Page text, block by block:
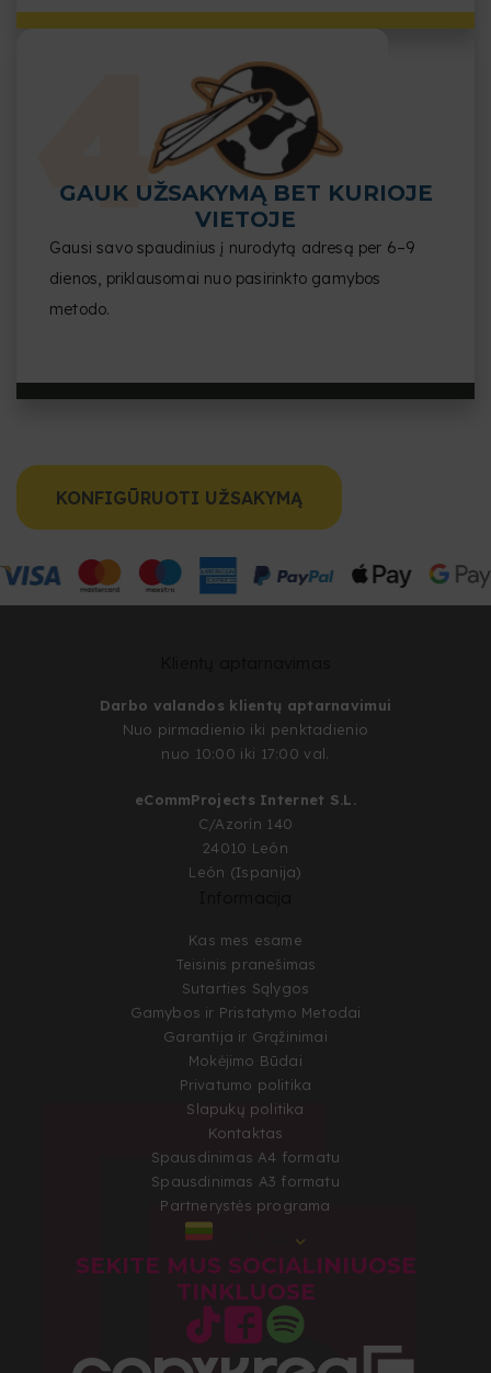
GAUK UŽSAKYMĄ BET KURIOJE
VIETOJE
Gausi savo spaudinius į nurodytą adresą per 6–9
dienos, priklausomai nuo pasirinkto gamybos
metodo.
KONFIGŪRUOTI UŽSAKYMĄ
Darbo valandos klientų aptarnavimui
Nuo pirmadienio iki penktadienio
nuo 10:00 iki 17:00 val.
eCommProjects Internet S.L.
C/Azorín 140
24010 León
León (Ispanija)
Kas mes esame
Teisinis pranešimas
Sutarties Sąlygos
Gamybos ir Pristatymo Metodai
Garantija ir Grąžinimai
Mokėjimo Būdai
Privatumo politika
Slapukų politika
Kontaktas
Spausdinimas A4 formatu
Spausdinimas A3 formatu
Partnerystės programa
SEKITE MUS SOCIALINIUOSE
TINKLUOSE